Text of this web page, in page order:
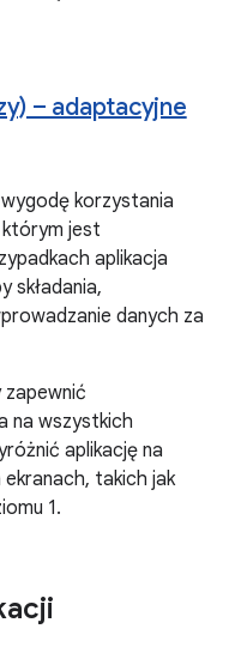
– adaptacyjne
korzystania
którym jest
aplikacja
składania,
danych za
zapewnić
na wszystkich
aplikację na
ekranach, takich jak
1.